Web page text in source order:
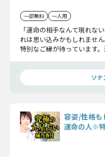
一部無料 一人用
「運命の相手なんて現れ
れは思い込みかもしれませ
特別なご縁が待っています
を詳しくお伝えしますね。
ソナ
容姿/性格
運命の人※